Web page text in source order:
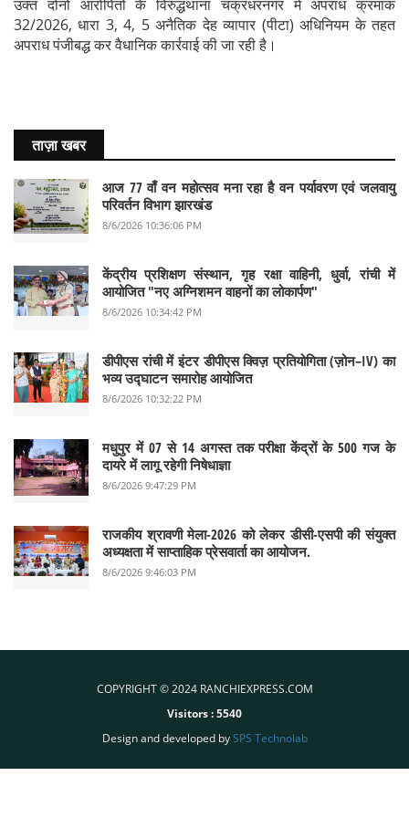
उक्त दोनों आरोपितों के विरुद्धथाना चक्रधरनगर में अपराध क्रमांक
32/2026, धारा 3, 4, 5 अनैतिक देह व्यापार (पीटा) अधिनियम के तहत
अपराध पंजीबद्ध कर वैधानिक कार्रवाई की जा रही है।
ताज़ा खबर
आज 77 वाँ वन महोत्सव मना रहा है वन पर्यावरण एवं जलवायु
परिवर्तन विभाग झारखंड
8/6/2026 10:36:06 PM
केंद्रीय प्रशिक्षण संस्थान, गृह रक्षा वाहिनी, धुर्वा, रांची में
आयोजित "नए अग्निशमन वाहनों का लोकार्पण"
8/6/2026 10:34:42 PM
डीपीएस रांची में इंटर डीपीएस क्विज़ प्रतियोगिता (ज़ोन–IV) का
भव्य उद्घाटन समारोह आयोजित
8/6/2026 10:32:22 PM
मधुपुर में 07 से 14 अगस्त तक परीक्षा केंद्रों के 500 गज के
दायरे में लागू रहेगी निषेधाज्ञा
8/6/2026 9:47:29 PM
राजकीय श्रावणी मेला-2026 को लेकर डीसी-एसपी की संयुक्त
अध्यक्षता में साप्ताहिक प्रेसवार्ता का आयोजन.
8/6/2026 9:46:03 PM
COPYRIGHT © 2024 RANCHIEXPRESS.COM
Visitors :5540
Design and developed bySPS Technolab